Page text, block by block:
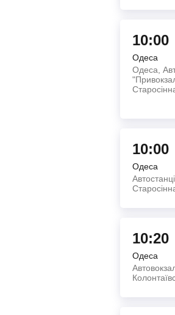
10:00
Одеса
Одеса,
10:00
Одеса
10:20
Одеса